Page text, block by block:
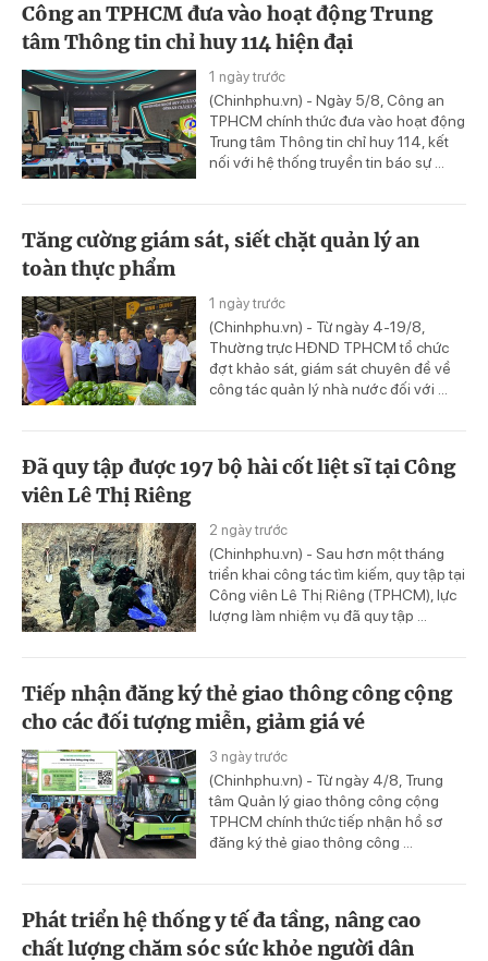
Công an TPHCM đưa vào hoạt động Trung
tâm Thông tin chỉ huy 114 hiện đại
1 ngày trước
(Chinhphu.vn) - Ngày 5/8, Công an
TPHCM chính thức đưa vào hoạt động
Trung tâm Thông tin chỉ huy 114, kết
nối với hệ thống truyền tin báo sự ...
Tăng cường giám sát, siết chặt quản lý an
toàn thực phẩm
1 ngày trước
(Chinhphu.vn) - Từ ngày 4-19/8,
Thường trực HĐND TPHCM tổ chức
đợt khảo sát, giám sát chuyên đề về
công tác quản lý nhà nước đối với ...
Đã quy tập được 197 bộ hài cốt liệt sĩ tại Công
viên Lê Thị Riêng
2 ngày trước
(Chinhphu.vn) - Sau hơn một tháng
triển khai công tác tìm kiếm, quy tập tại
Công viên Lê Thị Riêng (TPHCM), lực
lượng làm nhiệm vụ đã quy tập ...
Tiếp nhận đăng ký thẻ giao thông công cộng
cho các đối tượng miễn, giảm giá vé
3 ngày trước
(Chinhphu.vn) - Từ ngày 4/8, Trung
tâm Quản lý giao thông công cộng
TPHCM chính thức tiếp nhận hồ sơ
đăng ký thẻ giao thông công ...
Phát triển hệ thống y tế đa tầng, nâng cao
chất lượng chăm sóc sức khỏe người dân